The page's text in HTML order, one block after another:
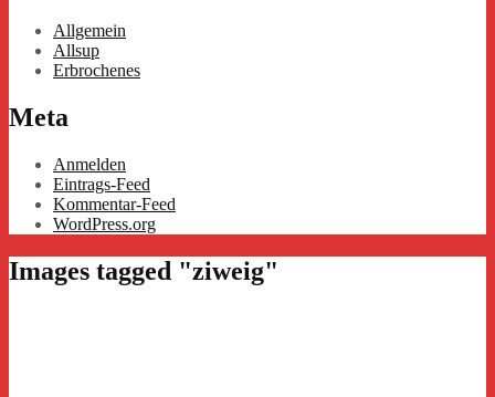
Allgemein
Allsup
Erbrochenes
Meta
Anmelden
Eintrags-Feed
Kommentar-Feed
WordPress.org
Images tagged "ziweig"